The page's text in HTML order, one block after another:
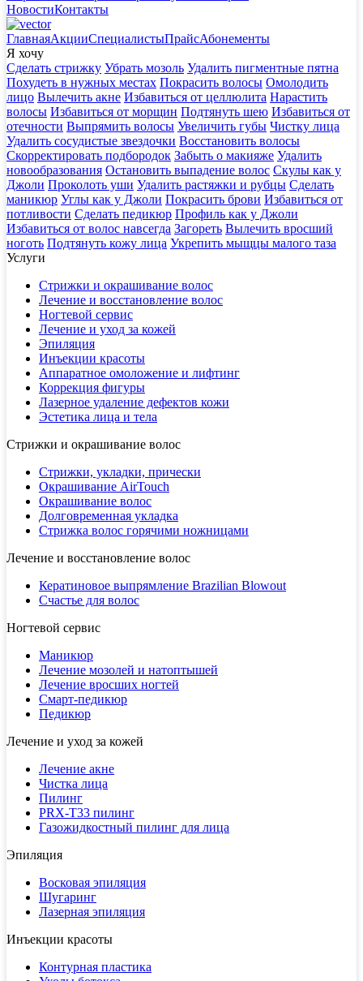
НовостиКонтакты
ГлавнаяАкцииСпециалистыПрайсАбонементы
Я хочу
Сделать стрижку Убрать мозоль Удалить пигментные пятна
Похудеть в нужных местах Покрасить волосы Омолодить
лицо Вылечить акне Избавиться от целлюлита Нарастить
волосы Избавиться от морщин Подтянуть шею Избавиться от
отечности Выпрямить волосы Увеличить губы Чистку лица
Удалить сосудистые звездочки Восстановить волосы
Скорректировать подбородок Забыть о макияже Удалить
новообразования Остановить выпадение волос Скулы как у
Джоли Проколоть уши Удалить растяжки и рубцы Сделать
маникюр Углы как у Джоли Покрасить брови Избавиться от
потливости Сделать педикюр Профиль как у Джоли
Избавиться от волос навсегда Загореть Вылечить вросший
ноготь Подтянуть кожу лица Укрепить мыщцы малого таза
Услуги
Стрижки и окрашивание волос
Лечение и восстановление волос
Ногтевой сервис
Лечение и уход за кожей
Эпиляция
Инъекции красоты
Аппаратное омоложение и лифтинг
Коррекция фигуры
Лазерное удаление дефектов кожи
Эстетика лица и тела
Стрижки и окрашивание волос
Стрижки, укладки, прически
Окрашивание AirTouch
Окрашивание волос
Долговременная укладка
Стрижка волос горячими ножницами
Лечение и восстановление волос
Кератиновое выпрямление Brazilian Blowout
Счастье для волос
Ногтевой сервис
Маникюр
Лечение мозолей и натоптышей
Лечение вросших ногтей
Смарт-педикюр
Педикюр
Лечение и уход за кожей
Лечение акне
Чистка лица
Пилинг
PRX-T33 пилинг
Газожидкостный пилинг для лица
Эпиляция
Восковая эпиляция
Шугаринг
Лазерная эпиляция
Инъекции красоты
Контурная пластика